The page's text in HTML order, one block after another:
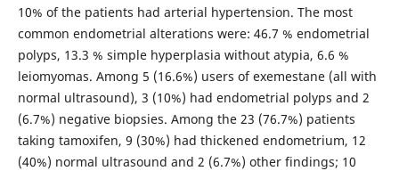
10% of the patients had arterial hypertension. The most
common endometrial alterations were: 46.7 % endometrial
polyps, 13.3 % simple hyperplasia without atypia, 6.6 %
leiomyomas. Among 5 (16.6%) users of exemestane (all with
normal ultrasound), 3 (10%) had endometrial polyps and 2
(6.7%) negative biopsies. Among the 23 (76.7%) patients
taking tamoxifen, 9 (30%) had thickened endometrium, 12
(40%) normal ultrasound and 2 (6.7%) other findings; 10